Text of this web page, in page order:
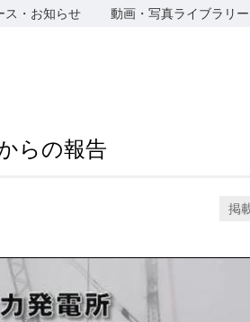
ス・お知らせ 動画・写真ライブラリー
らの報告
掲